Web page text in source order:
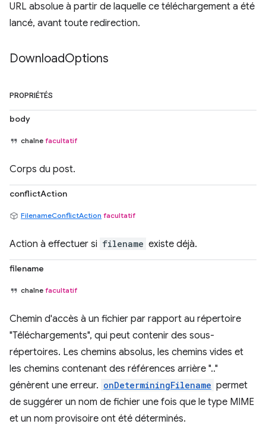
URL absolue à partir de laquelle ce téléchargement a été
lancé, avant toute redirection.
DownloadOptions
PROPRIÉTÉS
body
chaîne facultatif
Corps du post.
conflictAction
FilenameConflictAction facultatif
Action à effectuer si filename existe déjà.
filename
chaîne facultatif
Chemin d'accès à un fichier par rapport au répertoire
"Téléchargements", qui peut contenir des sous-
répertoires. Les chemins absolus, les chemins vides et
les chemins contenant des références arrière ".."
génèrent une erreur. onDeterminingFilename permet
de suggérer un nom de fichier une fois que le type MIME
et un nom provisoire ont été déterminés.